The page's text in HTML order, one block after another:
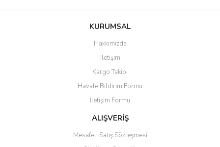
Bu ürüne ilk yorumu siz yapın!
Yorum Yaz
Ürün resmi kalitesiz, bozuk veya görüntülenemiyor.
Ürün açıklamasında eksik bilgiler bulunuyor.
Ürün bilgilerinde hatalar bulunuyor.
Ürün fiyatı diğer sitelerden daha pahalı.
Bu ürüne benzer farklı alternatifler olmalı.
KURUMSAL
Hakkımızda
İletişim
Kargo Takibi
Havale Bildirim Formu
İletişim Formu
ALIŞVERİŞ
Mesafeli Satış Sözleşmesi